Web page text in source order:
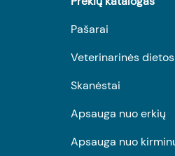
Pašarai
Veterinarinės dietos
Skanėstai
Apsauga nuo erkių
Apsauga nuo